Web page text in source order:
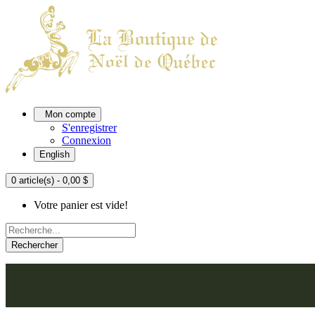
Mon compte
S'enregistrer
Connexion
English
0 article(s) - 0,00 $
Votre panier est vide!
Rechercher